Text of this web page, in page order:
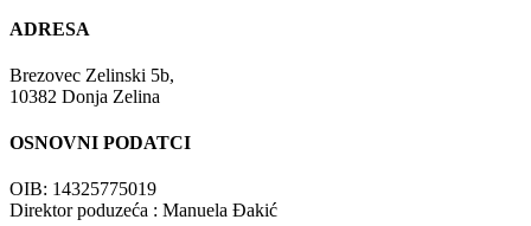
ADRESA
Brezovec Zelinski 5b,
10382 Donja Zelina
OSNOVNI PODATCI
OIB: 14325775019
Direktor poduzeća : Manuela Đakić